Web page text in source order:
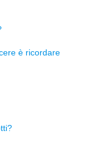
è ricordare